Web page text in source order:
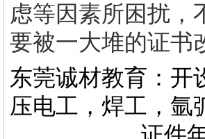
虑等因素所困扰，
要被一大堆的证书
东莞诚材教育：开
压电工，焊工，氩